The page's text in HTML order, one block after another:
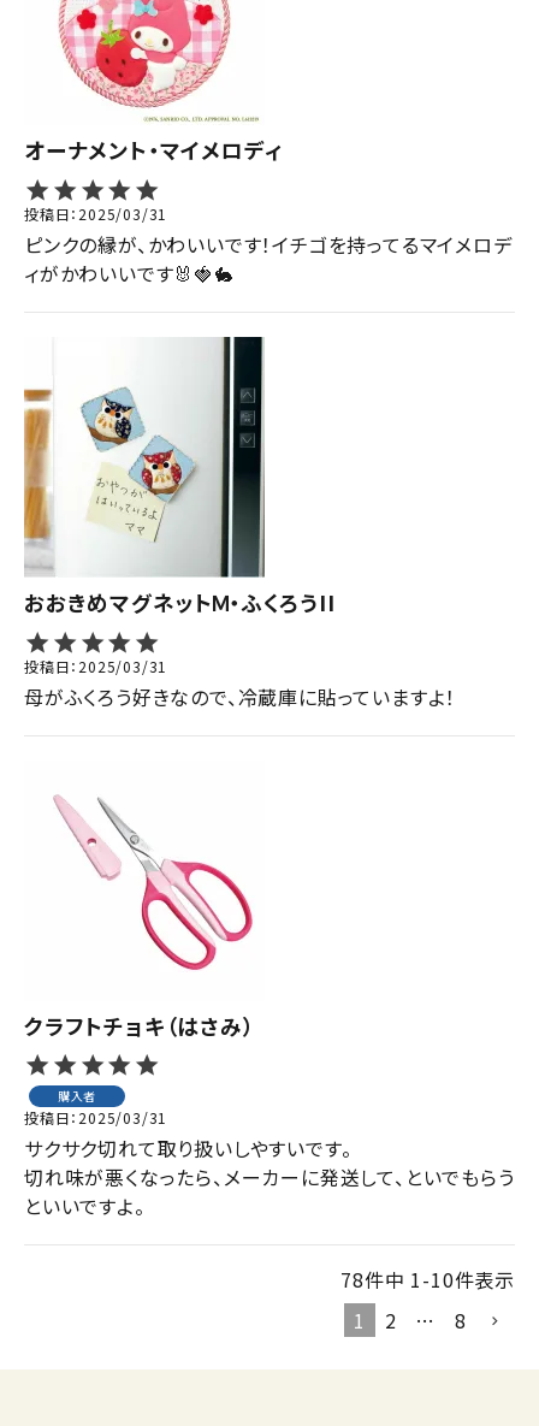
オーナメント・マイメロディ
投稿日 2025/03/31
ピンクの縁が、かわいいです！イチゴを持ってるマイメロデ
ィがかわいいです🐰🍓🐇
おおきめマグネットＭ・ふくろうII
投稿日 2025/03/31
母がふくろう好きなので、冷蔵庫に貼っていますよ！
クラフトチョキ（はさみ）
購入者
投稿日 2025/03/31
サクサク切れて取り扱いしやすいです。
切れ味が悪くなったら、メーカーに発送して、といでもらう
といいですよ。
78件中 1-10件表示
1
2 … 8